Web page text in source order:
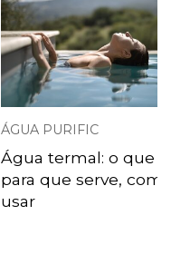
ÁGUA PURIFIC
Água termal: o que
para que serve,
usar